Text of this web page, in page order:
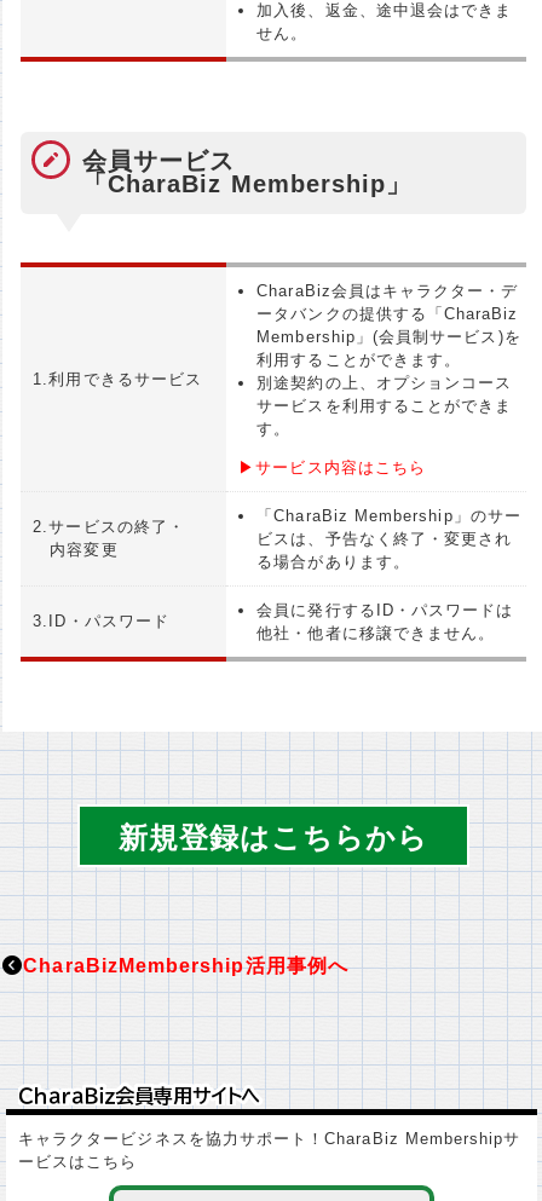
加入後、返金、途中退会はできま
せん。
会員サービス
「CharaBiz Membership」
1.利用できるサービス
CharaBiz会員はキャラクター・デ
ータバンクの提供する「CharaBiz
Membership」(会員制サービス)を
利用することができます。
別途契約の上、オプションコース
サービスを利用することができま
す。
▶サービス内容はこちら
2.サービスの終了・
内容変更
「CharaBiz Membership」のサー
ビスは、予告なく終了・変更され
る場合があります。
3.ID・パスワード
会員に発行するID・パスワードは
他社・他者に移譲できません。
新規登録はこちらから
CharaBizMembership活用事例へ
ＣｈａｒａＢｉｚ会員専用サイトへ
ＣｈａｒａＢｉｚ会員専用サイトへ
キャラクタービジネスを協力サポート！CharaBiz Membershipサ
ービスはこちら